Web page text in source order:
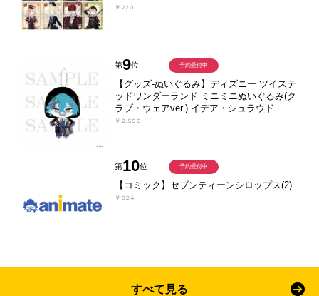
￥220
第9位
【グッズ-ぬいぐるみ】ディズニー ツイステ
ッドワンダーランド ミニミニぬいぐるみ(ク
ラブ・ウェアver.) イデア・シュラウド
￥2,500
予約受付中
第10位
【コミック】セブンティーンシロップス(2)
￥924
予約受付中
すべて見る